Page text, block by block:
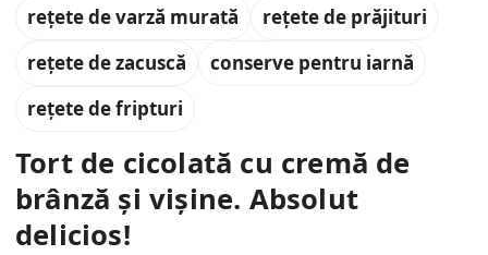
rețete de varză murată
rețete de prăjituri
rețete de zacuscă
conserve pentru iarnă
rețete de fripturi
Tort de cicolată cu cremă de
brânză și vișine. Absolut
delicios!